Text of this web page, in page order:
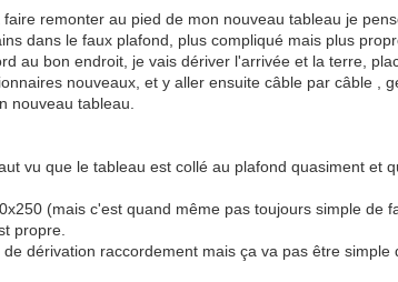
remonter au pied de mon nouveau tableau je
dans le faux plafond, plus compliqué mais plus
au bon endroit, je vais dériver l'arrivée et la terre,
nouveaux, et y aller ensuite câble par câble ,
nouveau tableau.
vu que le tableau est collé au plafond quasiment et
(mais c'est quand même pas toujours simple de
propre.
dérivation raccordement mais ça va pas être